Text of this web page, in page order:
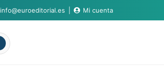
info@euroeditorial.es Mi cuenta